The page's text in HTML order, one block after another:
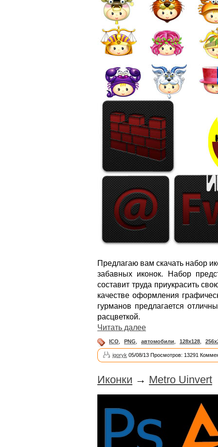
Предлагаю вам скачать набор
забавных иконок. Набор
составит труда приукрасить
качестве оформления
гурманов предлагается
расцветкой.
Читать далее
ICO PNG автомобили 128x128
igoryk 05/08/13 Просмотров: 13291
Иконки → Metro Uinvert